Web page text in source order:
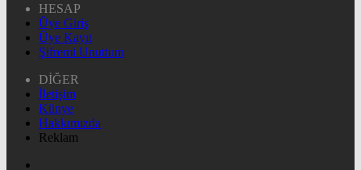
HESAP
Üye Giriş
Üye Kayıt
Şifremi Unuttum
DİĞER
İletişim
Künye
Hakkımızda
Reklam